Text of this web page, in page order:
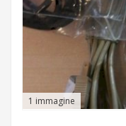
1 immagine